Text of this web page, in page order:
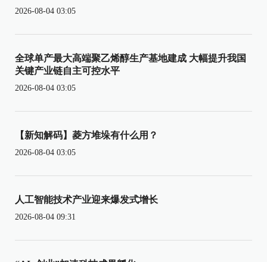
2026-08-04 03:05
全球单产最大高端聚乙烯醇生产基地建成 大幅提升我国
关键产业链自主可控水平
2026-08-04 03:05
【新知解码】菱方堆垛有什么用？
2026-08-04 03:05
人工智能技术产业迎来爆发式增长
2026-08-04 09:31